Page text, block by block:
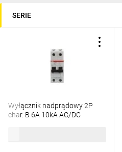
SERIE
Wyłącznik nadprądowy 2P
char. B 6A 10kA AC/DC